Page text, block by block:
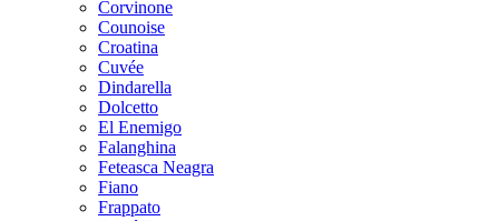
Corvinone
Counoise
Croatina
Cuvée
Dindarella
Dolcetto
El Enemigo
Falanghina
Feteasca Neagra
Fiano
Frappato